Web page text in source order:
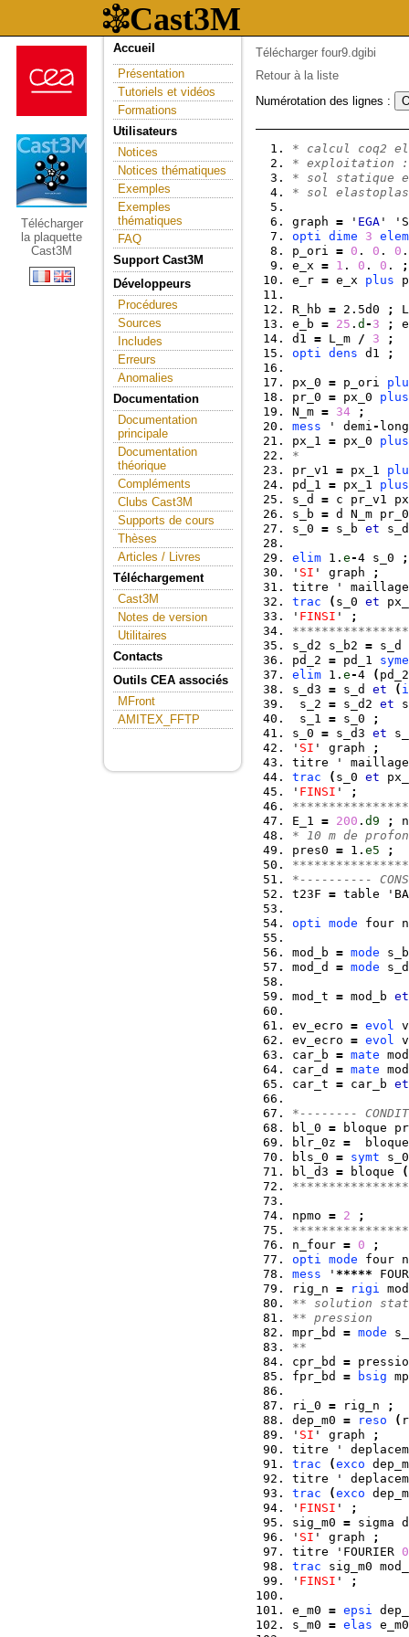
Télécharger
la plaquette
Cast3M
Accueil
Présentation
Tutoriels et vidéos
Formations
Utilisateurs
Notices
Notices thématiques
Exemples
Exemples
thématiques
FAQ
Support Cast3M
Développeurs
Procédures
Sources
Includes
Erreurs
Anomalies
Documentation
Documentation
principale
Documentation
théorique
Compléments
Clubs Cast3M
Supports de cours
Thèses
Articles / Livres
Téléchargement
Cast3M
Notes de version
Utilitaires
Contacts
Outils CEA associés
MFront
AMITEX_FFTP
Télécharger four9.dgibi
Retour à la liste
Numérotation des lignes :
* calcul coq2
* exploitation :
* sol statique
* sol
graph = ' EGA '
opti dime 3 elem
p_ori = 0 . 0 . 0
e_x = 1 . 0 . 0 .
;
e_r = e_x plus
R_hb = 2.5d0 ;
e_b = 25 . d - 3 ;
d1 = L_m / 3
;
opti dens d1 ;
px_0 = p_ori
pr_0 = px_0 plus
N_m = 34
;
mess ' demi-
px_1 = px_0 plus
*
pr_v1 = px_1
pd_1 = px_1 plus
s_d = c pr_v1
s_b = d N_m
s_0 = s_b et
elim 1. e-4 s_0
;
' SI ' graph
;
titre '
trac
( s_0 et
' FINSI '
;
s_d2 s_b2 = s_d
pd_2 = pd_1 syme
elim 1. e-4 (
s_d3 = s_d et (
s_2 = s_d2 et
s_1 = s_0
;
s_0 = s_d3 et
' SI ' graph
;
titre '
trac
( s_0 et
' FINSI '
;
E_1 = 200 . d9 ;
* 10 m de
pres0 = 1. e5
;
*----------
t23F = table
opti mode four
mod_b = mode
mod_d = mode
mod_t = mod_b et
ev_ecro = evol
ev_ecro = evol
car_b = mate
car_d = mate
car_t = car_b et
*--------
bl_0 = bloque
blr_0z =
bls_0 = symt
bl_d3 = bloque
(
npmo = 2
;
n_four = 0
;
opti mode four
mess ' *****
rig_n = rigi
** solution
** pression
mpr_bd = mode
**
cpr_bd =
fpr_bd = bsig
ri_0 = rig_n
;
dep_m0 = reso (
' SI ' graph
;
titre '
trac
(exco
titre '
trac
(exco
' FINSI '
;
sig_m0 = sigma
' SI ' graph
;
titre 'FOURIER 0
trac sig_m0
' FINSI ' ;
e_m0 = epsi
s_m0 = elas